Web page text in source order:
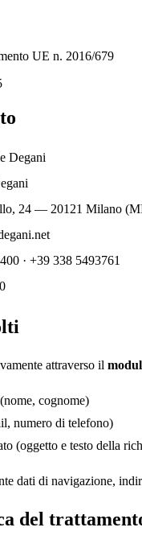
UE n. 2016/679
Degani
24 — 20121 Milano
· +39 338 5493761
attraverso il
cognome)
numero di telefono)
(oggetto e testo della
dati di navigazione,
del